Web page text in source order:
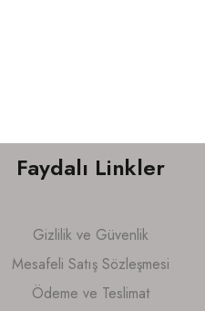
Faydalı Linkler
Gizlilik ve Güvenlik
Mesafeli Satış Sözleşmesi
Ödeme ve Teslimat